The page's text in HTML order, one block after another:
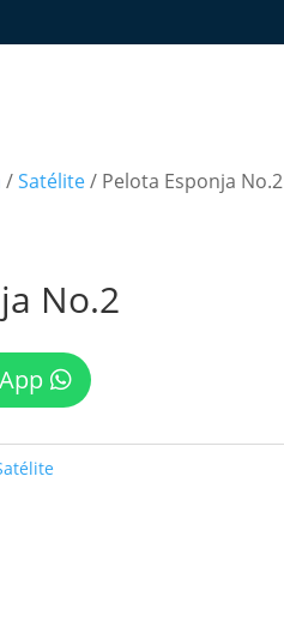
/Satélite/ Pelota Esponja No.2
No.2